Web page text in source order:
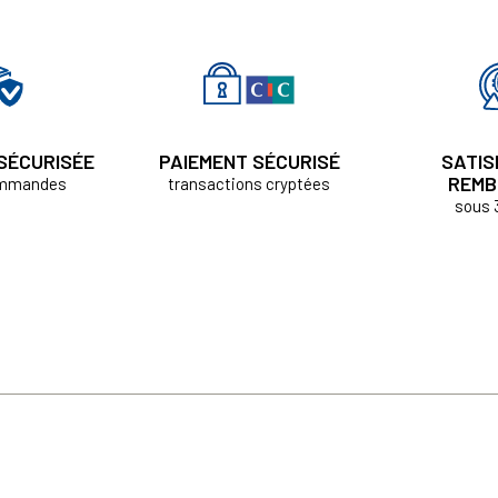
PAIEMENT SÉCURISÉ
transactions cryptées
sous